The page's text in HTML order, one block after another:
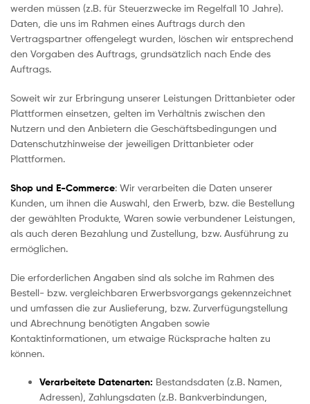
werden müssen (z.B. für Steuerzwecke im Regelfall 10 Jahre).
Daten, die uns im Rahmen eines Auftrags durch den
Vertragspartner offengelegt wurden, löschen wir entsprechend
den Vorgaben des Auftrags, grundsätzlich nach Ende des
Auftrags.
Soweit wir zur Erbringung unserer Leistungen Drittanbieter oder
Plattformen einsetzen, gelten im Verhältnis zwischen den
Nutzern und den Anbietern die Geschäftsbedingungen und
Datenschutzhinweise der jeweiligen Drittanbieter oder
Plattformen.
Shop und E-Commerce: Wir verarbeiten die Daten unserer
Kunden, um ihnen die Auswahl, den Erwerb, bzw. die Bestellung
der gewählten Produkte, Waren sowie verbundener Leistungen,
als auch deren Bezahlung und Zustellung, bzw. Ausführung zu
ermöglichen.
Die erforderlichen Angaben sind als solche im Rahmen des
Bestell- bzw. vergleichbaren Erwerbsvorgangs gekennzeichnet
und umfassen die zur Auslieferung, bzw. Zurverfügungstellung
und Abrechnung benötigten Angaben sowie
Kontaktinformationen, um etwaige Rücksprache halten zu
können.
Verarbeitete Datenarten: Bestandsdaten (z.B. Namen,
Adressen), Zahlungsdaten (z.B. Bankverbindungen,